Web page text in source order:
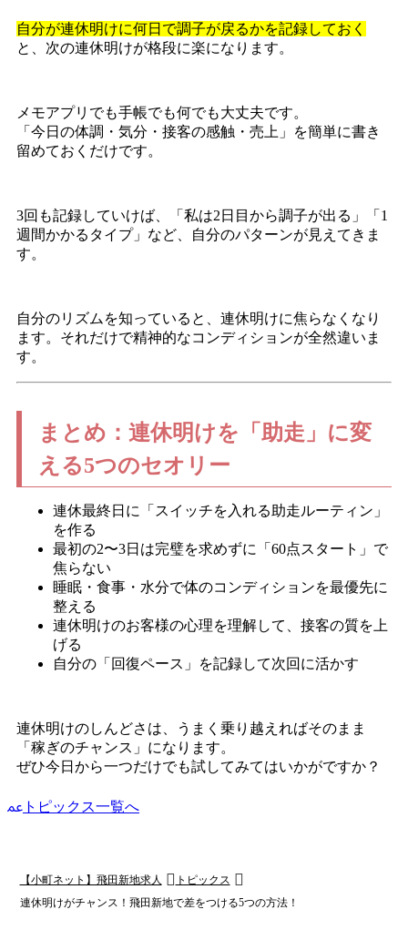
自分が連休明けに何日で調子が戻るかを記録しておく
と、次の連休明けが格段に楽になります。
メモアプリでも手帳でも何でも大丈夫です。
「今日の体調・気分・接客の感触・売上」を簡単に書き
留めておくだけです。
3回も記録していけば、「私は2日目から調子が出る」「1
週間かかるタイプ」など、自分のパターンが見えてきま
す。
自分のリズムを知っていると、連休明けに焦らなくなり
ます。それだけで精神的なコンディションが全然違いま
す。
まとめ：連休明けを「助走」に変
える5つのセオリー
連休最終日に「スイッチを入れる助走ルーティン」
を作る
最初の2〜3日は完璧を求めずに「60点スタート」で
焦らない
睡眠・食事・水分で体のコンディションを最優先に
整える
連休明けのお客様の心理を理解して、接客の質を上
げる
自分の「回復ペース」を記録して次回に活かす
連休明けのしんどさは、うまく乗り越えればそのまま
「稼ぎのチャンス」になります。
ぜひ今日から一つだけでも試してみてはいかがですか？
トピックス一覧へ
【小町ネット】飛田新地求人
トピックス
連休明けがチャンス！飛田新地で差をつける5つの方法！